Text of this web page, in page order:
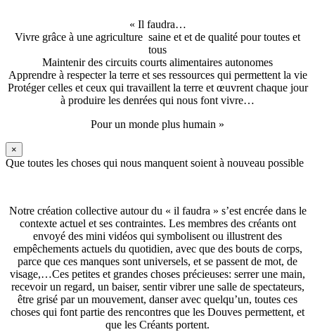
« Il faudra…
Vivre grâce à une agriculture saine et et de qualité pour toutes et
tous
Maintenir des circuits courts alimentaires autonomes
Apprendre à respecter la terre et ses ressources qui permettent la vie
Protéger celles et ceux qui travaillent la terre et œuvrent chaque jour
à produire les denrées qui nous font vivre…
Pour un monde plus humain »
×
Que toutes les choses qui nous manquent soient à nouveau possible
Notre création collective autour du « il faudra » s’est encrée dans le
contexte actuel et ses contraintes. Les membres des créants ont
envoyé des mini vidéos qui symbolisent ou illustrent des
empêchements actuels du quotidien, avec que des bouts de corps,
parce que ces manques sont universels, et se passent de mot, de
visage,…Ces petites et grandes choses précieuses: serrer une main,
recevoir un regard, un baiser, sentir vibrer une salle de spectateurs,
être grisé par un mouvement, danser avec quelqu’un, toutes ces
choses qui font partie des rencontres que les Douves permettent, et
que les Créants portent.